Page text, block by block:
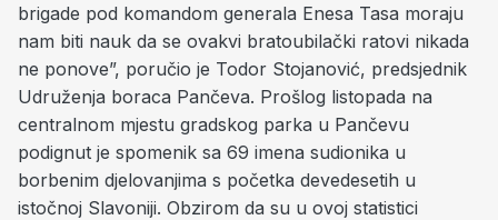
brigade pod komandom generala Enesa Tasa moraju
nam biti nauk da se ovakvi bratoubilački ratovi nikada
ne ponove”, poručio je Todor Stojanović, predsjednik
Udruženja boraca Pančeva. Prošlog listopada na
centralnom mjestu gradskog parka u Pančevu
podignut je spomenik sa 69 imena sudionika u
borbenim djelovanjima s početka devedesetih u
istočnoj Slavoniji. Obzirom da su u ovoj statistici